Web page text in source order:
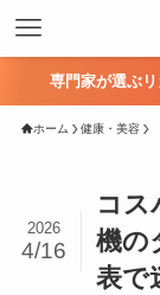
専門家が選ぶ
ホーム 健康・美容
コス
機の
表で
2026
4/16